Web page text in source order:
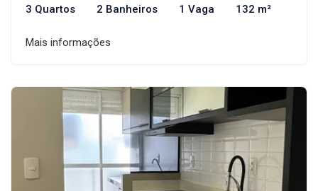
3 Quartos 2 Banheiros 1 Vaga 132 m²
Mais informações